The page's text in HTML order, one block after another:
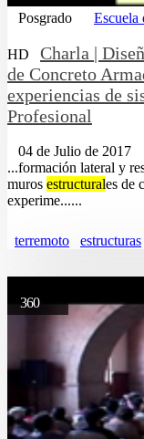
Posgrado Escuela
HD
Charla |
de Concreto
experiencias de
Profesional
04 de Julio de 2017
...formación lateral y
muros estructurales de
experime......
terremoto estructuras
360